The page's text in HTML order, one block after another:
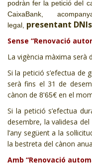
podràn fer la petició del
CaixaBank,
legal, presentant
Sense “Renovació
La vigència màxima serà
Si la petició s’efectua de
serà fins el 31 de
cànon de 8'65€ en el
Si la petició s’efectua
desembre, la validesa
l’any següent a la
la bestreta del cànon
Amb “Renovació